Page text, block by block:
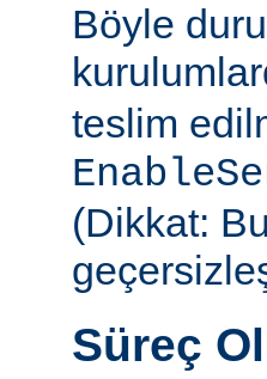
Böyle
teslim
(Dikkat:
Süreç